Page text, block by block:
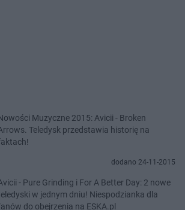
Muzyczne 2015: Avicii - Broken
Teledysk przedstawia historię na
dodano 24-11-2015
- Pure Grinding i For A Better Day: 2 nowe
w jednym dniu! Niespodzianka dla
do obejrzenia na ESKA.pl